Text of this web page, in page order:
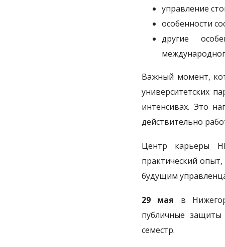
управление
особенности
другие
Важный момент,
университетских
интенсивах. Это
действительно
Центр карьеры
практический
будущим
29 мая в
публичные защиты
семестр.